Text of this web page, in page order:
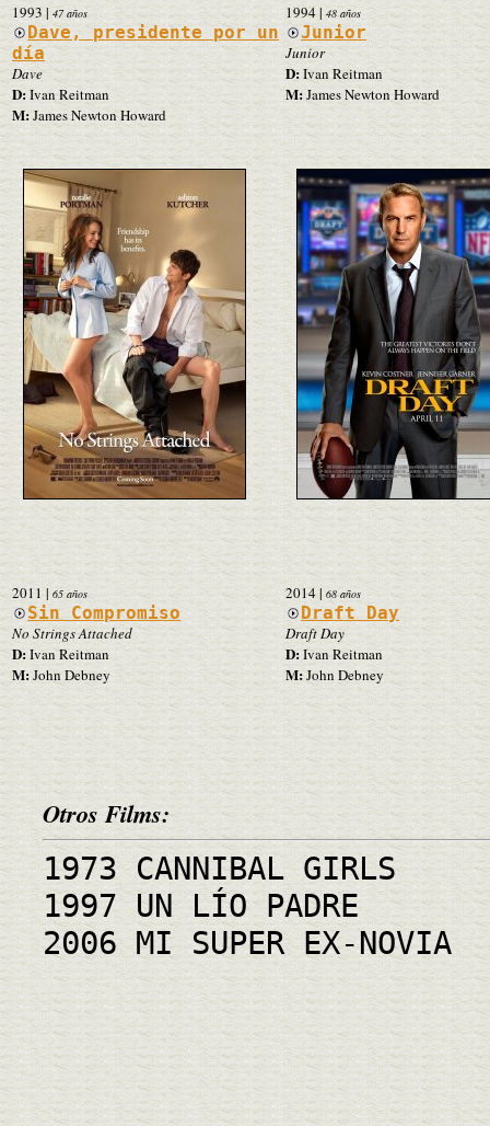
1993| 47 años
Dave, presidente por un
día
Dave
D:Ivan Reitman
M:James Newton Howard
1994| 48 años
Junior
Junior
D:Ivan Reitman
M:James Newton Howard
2011| 65 años
Sin Compromiso
No Strings Attached
D:Ivan Reitman
M:John Debney
2014| 68 años
Draft Day
Draft Day
D:Ivan Reitman
M:John Debney
Otros Films:
1973 CANNIBAL GIRLS
1997 UN LÍO PADRE
2006 MI SUPER EX-NOVIA